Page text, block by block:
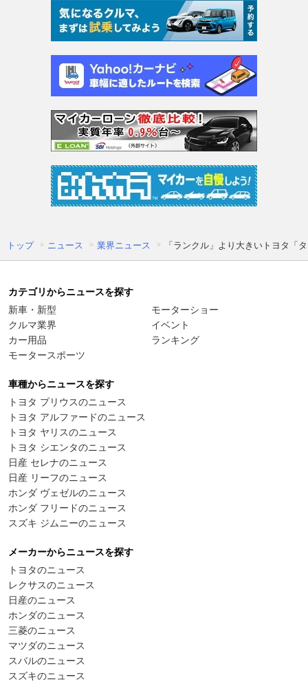
トップ ニュース 業界ニュース 「ランクル」より大きいトヨタ「
カテゴリからニュースを探す
新車・新型
クルマ業界
カー用品
モータースポーツ
モーターショー
イベント
ランキング
車種からニュースを探す
トヨタ プリウスのニュース
トヨタ アルファードのニュース
トヨタ ヤリスのニュース
トヨタ シエンタのニュース
日産 セレナのニュース
日産 リーフのニュース
ホンダ ヴェゼルのニュース
ホンダ フリードのニュース
スズキ ジムニーのニュース
メーカーからニュースを探す
トヨタのニュース
レクサスのニュース
日産のニュース
ホンダのニュース
三菱のニュース
マツダのニュース
スバルのニュース
スズキのニュース